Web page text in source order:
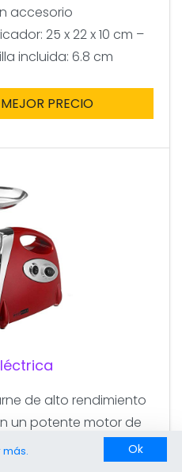
accesorio
25 x 22 x 10 cm –
incluida: 6.8 cm
PRECIO
de alto rendimiento
un potente motor de
grandes cocinas
inoxidable alta
más. Ok